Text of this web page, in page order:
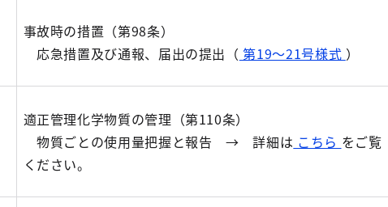
事故時の措置（第98条）
応急措置及び通報、届出の提出（ 第19～21号様式 ）
適正管理化学物質の管理（第110条）
物質ごとの使用量把握と報告 → 詳細は こちら をご覧
ください。